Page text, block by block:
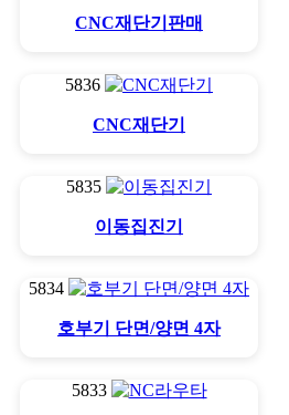
CNC재단기판매
5836
CNC재단기
5835
이동집진기
5834
호부기 단면/양면 4자
5833